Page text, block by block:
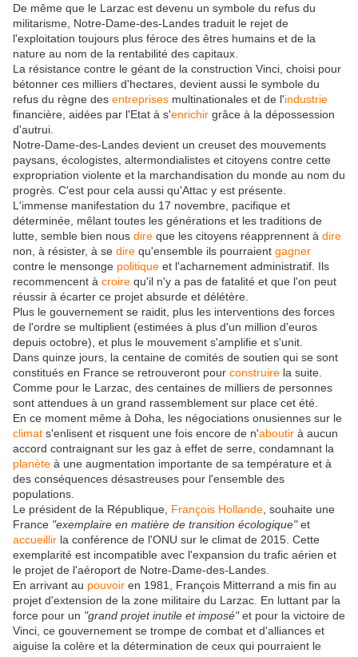
De même que le Larzac est devenu un symbole du refus du
militarisme, Notre-Dame-des-Landes traduit le rejet de
l'exploitation toujours plus féroce des êtres humains et de la
nature au nom de la rentabilité des capitaux.
La résistance contre le géant de la construction Vinci, choisi pour
bétonner ces milliers d'hectares, devient aussi le symbole du
refus du règne des entreprises multinationales et de l'industrie
financière, aidées par l'Etat à s'enrichir grâce à la dépossession
d'autrui.
Notre-Dame-des-Landes devient un creuset des mouvements
paysans, écologistes, altermondialistes et citoyens contre cette
expropriation violente et la marchandisation du monde au nom du
progrès. C'est pour cela aussi qu'Attac y est présente.
L'immense manifestation du 17 novembre, pacifique et
déterminée, mêlant toutes les générations et les traditions de
lutte, semble bien nous dire que les citoyens réapprennent à dire
non, à résister, à se dire qu'ensemble ils pourraient gagner
contre le mensonge politique et l'acharnement administratif. Ils
recommencent à croire qu'il n'y a pas de fatalité et que l'on peut
réussir à écarter ce projet absurde et délétère.
Plus le gouvernement se raidit, plus les interventions des forces
de l'ordre se multiplient (estimées à plus d'un million d'euros
depuis octobre), et plus le mouvement s'amplifie et s'unit.
Dans quinze jours, la centaine de comités de soutien qui se sont
constitués en France se retrouveront pour construire la suite.
Comme pour le Larzac, des centaines de milliers de personnes
sont attendues à un grand rassemblement sur place cet été.
En ce moment même à Doha, les négociations onusiennes sur le
climat s'enlisent et risquent une fois encore de n'aboutir à aucun
accord contraignant sur les gaz à effet de serre, condamnant la
planète à une augmentation importante de sa température et à
des conséquences désastreuses pour l'ensemble des
populations.
Le président de la République, François Hollande , souhaite une
France "exemplaire en matière de transition écologique"et
accueillir la conférence de l'ONU sur le climat de 2015. Cette
exemplarité est incompatible avec l'expansion du trafic aérien et
le projet de l'aéroport de Notre-Dame-des-Landes.
En arrivant au pouvoir en 1981, François Mitterrand a mis fin au
projet d'extension de la zone militaire du Larzac. En luttant par la
force pour un "grand projet inutile et imposé"et pour la victoire de
Vinci, ce gouvernement se trompe de combat et d'alliances et
aiguise la colère et la détermination de ceux qui pourraient le